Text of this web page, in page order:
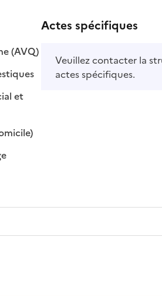
(AVQ)
: disponible
: non disponible
: disponible
: non disponible
et
: disponible
: non disponible
disponible
Actes spécifiques
Veuillez contacter la
actes spécifiques.